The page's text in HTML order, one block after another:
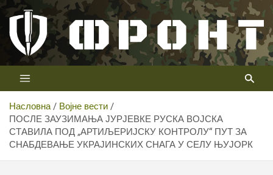
Скип
цонтент
Телевизија ФРОНТ
Први војни канал у Србији
Насловна
Војне вести
ПОСЛЕ ЗАУЗИМАЊА ЈУРЈЕВКЕ РУСКА ВОЈСКА
СТАВИЛА ПОД „АРТИЉЕРИЈСКУ КОНТРОЛУ“ ПУТ ЗА
СНАБДЕВАЊЕ УКРАЈИНСКИХ СНАГА У СЕЛУ ЊУЈОРК